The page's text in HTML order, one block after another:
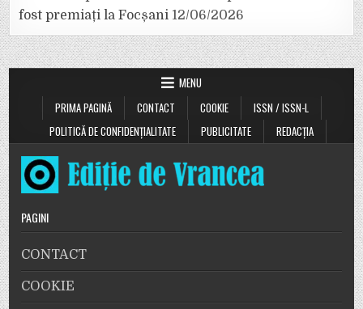
fost premiați la Focșani 12/06/2026
MENU
PRIMA PAGINĂ
CONTACT COOKIE
ISSN / ISSN-L
POLITICĂ DE CONFIDENȚIALITATE
PUBLICITATE REDACȚIA
PAGINI
CONTACT
COOKIE